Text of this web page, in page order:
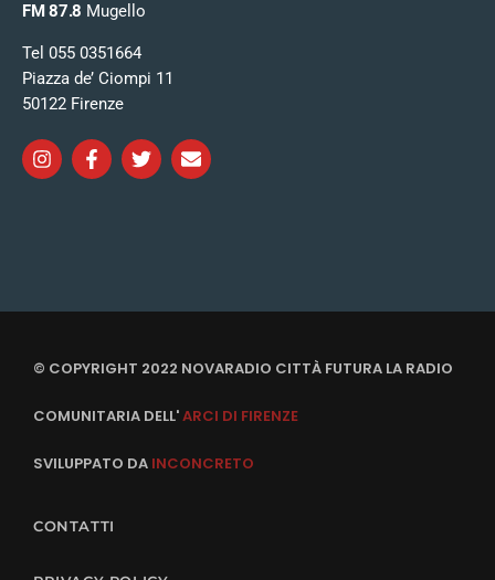
FM 87.8 Mugello
Tel 055 0351664
Piazza de’ Ciompi 11
50122 Firenze
© COPYRIGHT 2022 NOVARADIO CITTÀ FUTURA LA RADIO
COMUNITARIA DELL'ARCI DI FIRENZE
SVILUPPATO DA INCONCRETO
CONTATTI